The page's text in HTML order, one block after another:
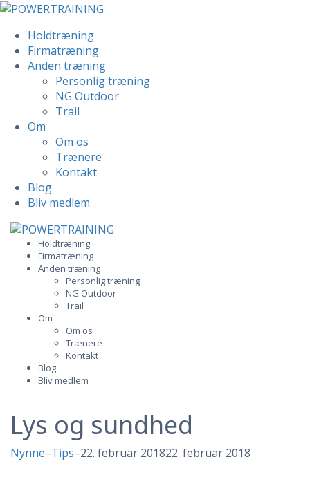
Holdtræning
Firmatræning
Anden træning
Personlig træning
NG Outdoor
Trail
Om
Om os
Trænere
Kontakt
Blog
Bliv medlem
Skip
content
Holdtræning
Firmatræning
Anden træning
Personlig træning
NG Outdoor
Trail
Om
Om os
Trænere
Kontakt
Blog
Bliv medlem
Lys og sundhed
Nynne–Tips–22. februar 201822. februar 2018